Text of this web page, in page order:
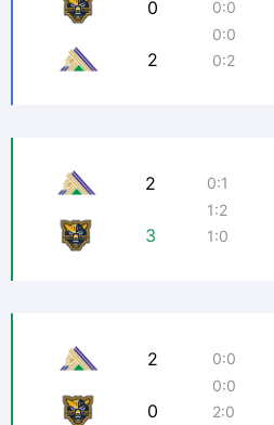
0
2
0:0
0:0
0:2
2
3
0:1
1:2
1:0
2
0
0:0
0:0
2:0